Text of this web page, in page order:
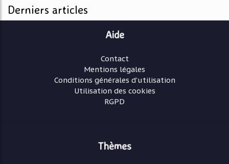
Derniers articles
Aide
Contact
Mentions légales
Conditions générales d'utilisation
Utilisation des cookies
RGPD
Thèmes